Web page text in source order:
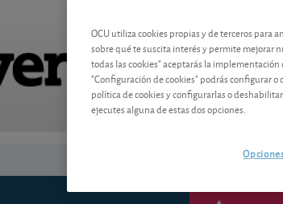
Tiempo de lectura: 2 min.
Los
OCU utiliza cookies propias y de terceros para
sobre qué te suscita interés y permite mejorar
todas las cookies" aceptarás la
"Configuración de cookies" podrás configurar o
política de cookies y configurarlas o
ejecutes alguna de estas dos opciones.